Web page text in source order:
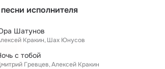
исполнителя
Шатунов
Кракин Шах Юнусов
с тобой
Гревцев Алексей Кракин